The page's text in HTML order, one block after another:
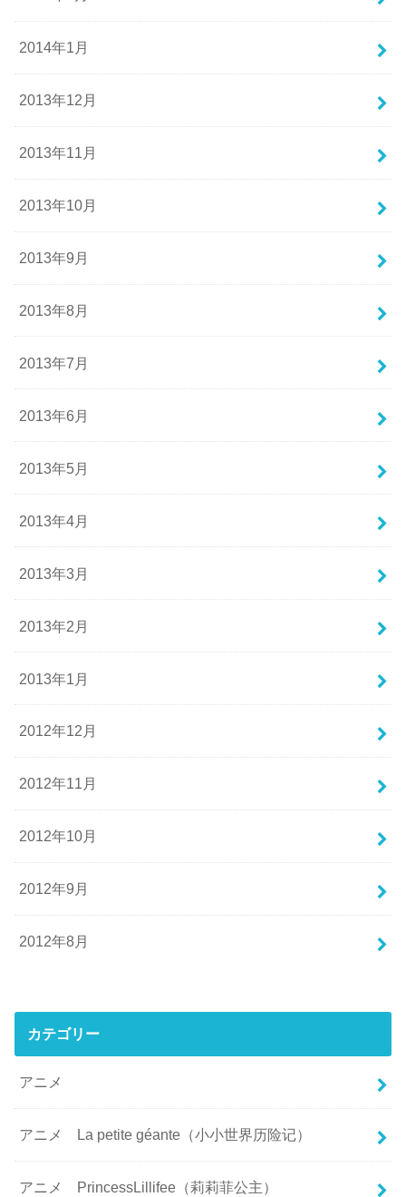
2014年1月
2013年12月
2013年11月
2013年10月
2013年9月
2013年8月
2013年7月
2013年6月
2013年5月
2013年4月
2013年3月
2013年2月
2013年1月
2012年12月
2012年11月
2012年10月
2012年9月
2012年8月
カテゴリー
アニメ
アニメ La petite géante（小小世界历险记）
アニメ PrincessLillifee（莉莉菲公主）